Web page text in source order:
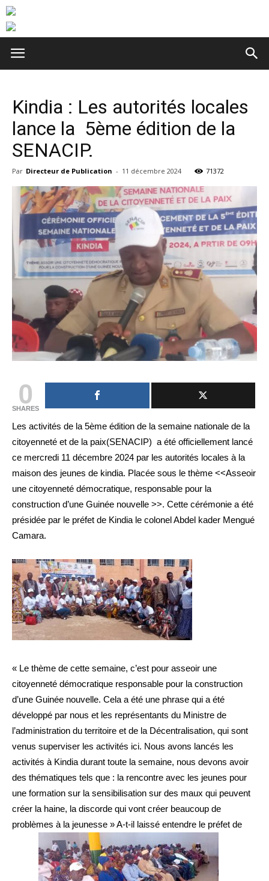
Kindia : Les autorités locales
lance la 5ème édition de la
SENACIP.
Par Directeur de Publication - 11 décembre 2024 71372
0
SHARES
Les activités de la 5ème édition de la semaine nationale de la
citoyenneté et de la paix(SENACIP) a été officiellement lancé
ce mercredi 11 décembre 2024 par les autorités locales à la
maison des jeunes de kindia. Placée sous le thème <<Asseoir
une citoyenneté démocratique, responsable pour la
construction d’une Guinée nouvelle >>. Cette cérémonie a été
présidée par le préfet de Kindia le colonel Abdel kader Mengué
Camara.
« Le thème de cette semaine, c’est pour asseoir une
citoyenneté démocratique responsable pour la construction
d’une Guinée nouvelle. Cela a été une phrase qui a été
développé par nous et les représentants du Ministre de
l’administration du territoire et de la Décentralisation, qui sont
venus superviser les activités ici. Nous avons lancés les
activités à Kindia durant toute la semaine, nous devons avoir
des thématiques tels que : la rencontre avec les jeunes pour
une formation sur la sensibilisation sur des maux qui peuvent
créer la haine, la discorde qui vont créer beaucoup de
problèmes à la jeunesse » A-t-il laissé entendre le préfet de